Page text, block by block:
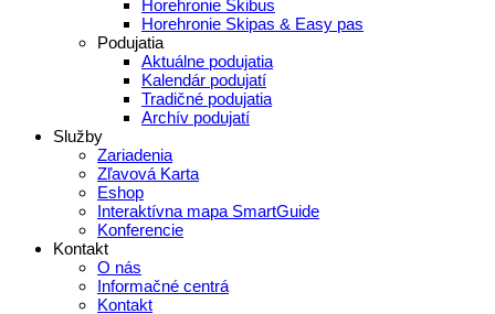
Horehronie Skibus
Horehronie Skipas & Easy pas
Podujatia
Aktuálne podujatia
Kalendár podujatí
Tradičné podujatia
Archív podujatí
Služby
Zariadenia
Zľavová Karta
Eshop
Interaktívna mapa SmartGuide
Konferencie
Kontakt
O nás
Informačné centrá
Kontakt